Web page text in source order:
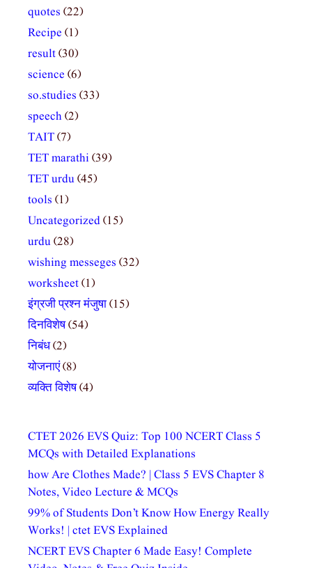
quotes (22)
Recipe (1)
result(30)
science (6)
so.studies (33)
speech(2)
TAIT(7)
TET marathi(39)
TET urdu(45)
tools (1)
Uncategorized(15)
urdu(28)
wishing messeges (32)
worksheet(1)
इंग्रजी प्रश्न मंजुषा(15)
दिनविशेष(54)
निबंध(2)
योजनाएं(8)
व्यक्ति विशेष(4)
CTET 2026 EVS Quiz: Top 100 NCERT Class 5
MCQs with Detailed Explanations
how Are Clothes Made? | Class 5 EVS Chapter 8
Notes, Video Lecture & MCQs
99% of Students Don’t Know How Energy Really
Works! | ctet EVS Explained
NCERT EVS Chapter 6 Made Easy! Complete